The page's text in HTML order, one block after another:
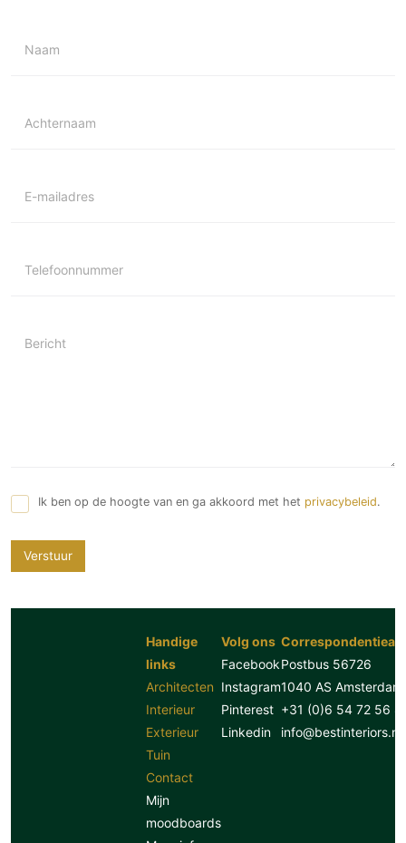
Naam
Achternaam
E-mailadres
Telefoonnummer
Bericht
Ik ben op de hoogte van en ga akkoord met het privacybeleid.
Verstuur
Handige
links
Architecten
Interieur
Exterieur
Tuin
Contact
Mijn
moodboards
Volg ons
Facebook
Instagram
Pinterest
Linkedin
Postbus 56726
1040 AS Amsterdam
+31 (0)6 54 72 56
info@bestinteriors.nl